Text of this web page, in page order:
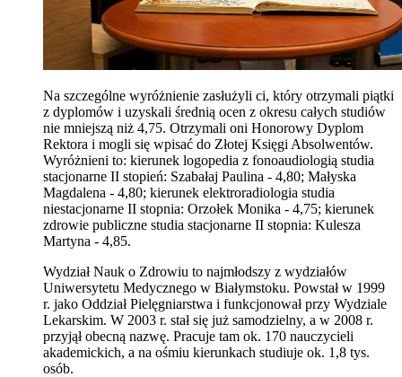
Na szczególne wyróżnienie zasłużyli ci, który otrzymali piątki
z dyplomów i uzyskali średnią ocen z okresu całych studiów
nie mniejszą niż 4,75. Otrzymali oni Honorowy Dyplom
Rektora i mogli się wpisać do Złotej Księgi Absolwentów.
Wyróżnieni to: kierunek logopedia z fonoaudiologią studia
stacjonarne II stopień: Szabałaj Paulina - 4,80; Małyska
Magdalena - 4,80; kierunek elektroradiologia studia
niestacjonarne II stopnia: Orzołek Monika - 4,75; kierunek
zdrowie publiczne studia stacjonarne II stopnia: Kulesza
Martyna - 4,85.
Wydział Nauk o Zdrowiu to najmłodszy z wydziałów
Uniwersytetu Medycznego w Białymstoku. Powstał w 1999
r. jako Oddział Pielęgniarstwa i funkcjonował przy Wydziale
Lekarskim. W 2003 r. stał się już samodzielny, a w 2008 r.
przyjął obecną nazwę. Pracuje tam ok. 170 nauczycieli
akademickich, a na ośmiu kierunkach studiuje ok. 1,8 tys.
osób.